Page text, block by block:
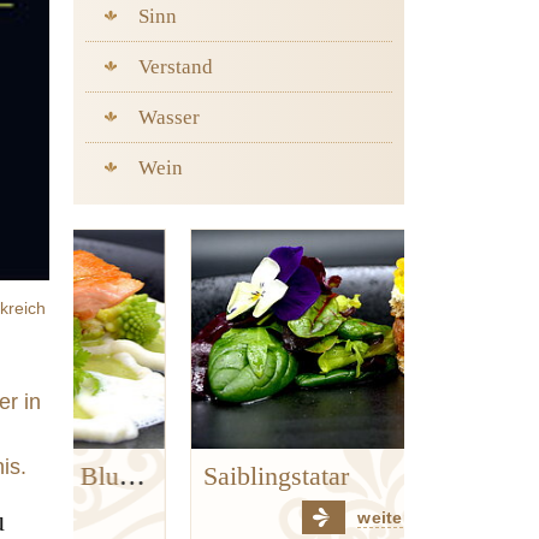
in
Sinn
Verstand
Wasser
Wein
Goldforelle | Kerbel | Blumenkohl | Hanf Saiblingstatar